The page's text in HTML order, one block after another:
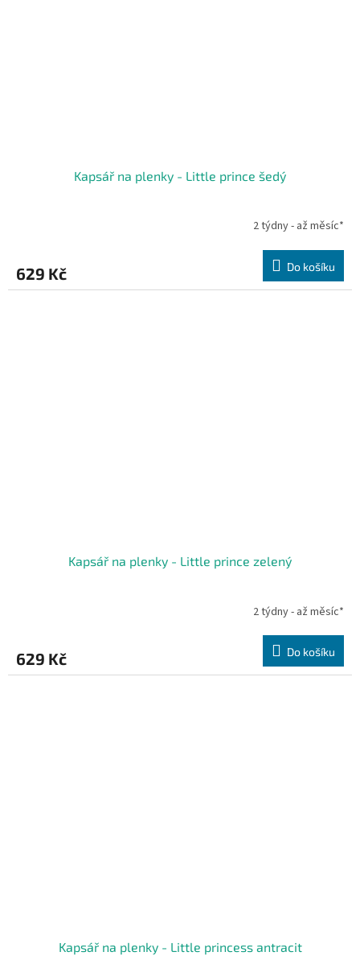
Kapsář na plenky - Little prince šedý
2 týdny - až měsíc*
629 Kč Do košíku
Kapsář na plenky - Little prince zelený
2 týdny - až měsíc*
629 Kč Do košíku
Kapsář na plenky - Little princess antracit